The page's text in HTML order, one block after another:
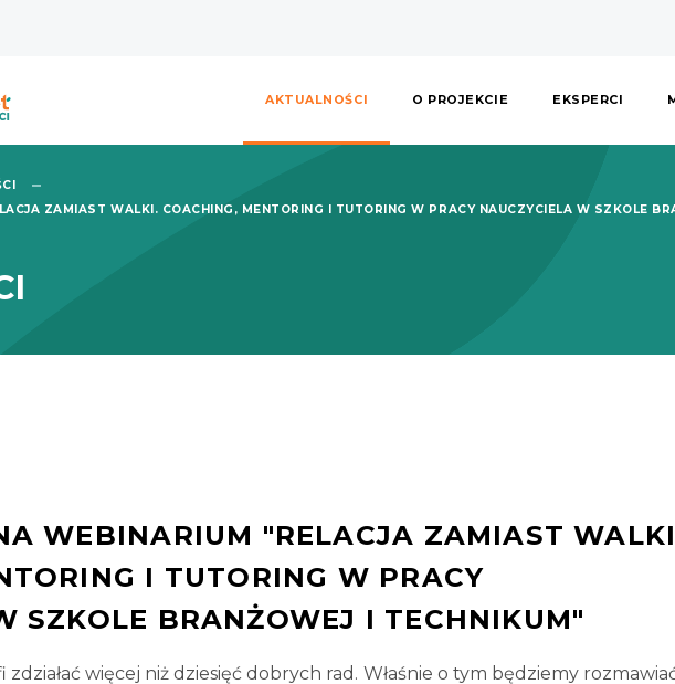
AKTUALNOŚCI O PROJEKCIE EKSPERCI
ZAMIAST WALKI. COACHING, MENTORING I TUTORING W PRACY NAUCZYCIELA W SZKOLE
WEBINARIUM "RELACJA ZAMIAST
I TUTORING W PRACY
SZKOLE BRANŻOWEJ I TECHNIKUM"
więcej niż dziesięć dobrych rad. Właśnie o tym będziemy